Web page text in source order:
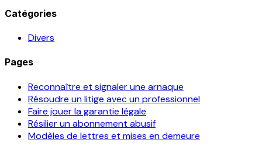
Catégories
Divers
Pages
Reconnaître et signaler une arnaque
Résoudre un litige avec un professionnel
Faire jouer la garantie légale
Résilier un abonnement abusif
Modèles de lettres et mises en demeure